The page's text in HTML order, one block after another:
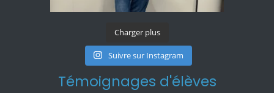
Charger plus
Suivre sur Instagram
Témoignages d'élèves